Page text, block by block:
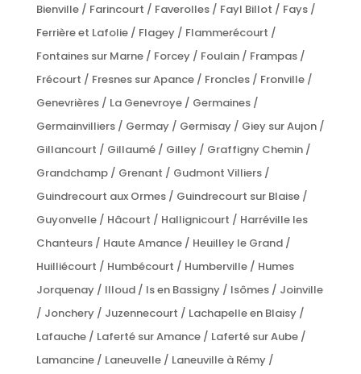
Bienville / Farincourt / Faverolles / Fayl Billot / Fays /
Ferrière et Lafolie / Flagey / Flammerécourt /
Fontaines sur Marne / Forcey / Foulain / Frampas /
Frécourt / Fresnes sur Apance / Froncles / Fronville /
Genevrières / La Genevroye / Germaines /
Germainvilliers / Germay / Germisay / Giey sur Aujon /
Gillancourt / Gillaumé / Gilley / Graffigny Chemin /
Grandchamp / Grenant / Gudmont Villiers /
Guindrecourt aux Ormes / Guindrecourt sur Blaise /
Guyonvelle / Hâcourt / Hallignicourt / Harréville les
Chanteurs / Haute Amance / Heuilley le Grand /
Huilliécourt / Humbécourt / Humberville / Humes
Jorquenay / Illoud / Is en Bassigny / Isômes / Joinville
/ Jonchery / Juzennecourt / Lachapelle en Blaisy /
Lafauche / Laferté sur Amance / Laferté sur Aube /
Lamancine / Laneuvelle / Laneuville à Rémy /